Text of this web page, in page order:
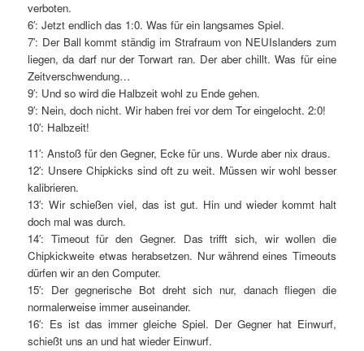
verboten.
6′: Jetzt endlich das 1:0. Was für ein langsames Spiel.
7′: Der Ball kommt ständig im Strafraum von NEUIslanders zum
liegen, da darf nur der Torwart ran. Der aber chillt. Was für eine
Zeitverschwendung…
9′: Und so wird die Halbzeit wohl zu Ende gehen.
9′: Nein, doch nicht. Wir haben frei vor dem Tor eingelocht. 2:0!
10′: Halbzeit!
11′: Anstoß für den Gegner, Ecke für uns. Wurde aber nix draus.
12′: Unsere Chipkicks sind oft zu weit. Müssen wir wohl besser
kalibrieren.
13′: Wir schießen viel, das ist gut. Hin und wieder kommt halt
doch mal was durch.
14′: Timeout für den Gegner. Das trifft sich, wir wollen die
Chipkickweite etwas herabsetzen. Nur während eines Timeouts
dürfen wir an den Computer.
15′: Der gegnerische Bot dreht sich nur, danach fliegen die
normalerweise immer auseinander.
16′: Es ist das immer gleiche Spiel. Der Gegner hat Einwurf,
schießt uns an und hat wieder Einwurf.